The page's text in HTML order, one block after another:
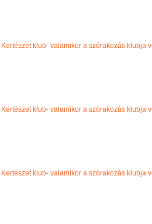
Kertészet klub- valamikor a szórakozás klubja
Kertészet klub- valamikor a szórakozás klubja
Kertészet klub- valamikor a szórakozás klubja